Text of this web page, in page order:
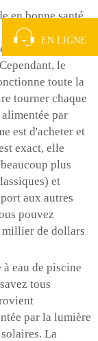
en bonne santé
Le plaisir et
piscine viennent
le
toute la
tourner chaque
par
est d'acheter et
exact, elle
plus
et
aux autres
pouvez
millier de dollars
eau de piscine
tous
par la lumière
La
EN LIGNE